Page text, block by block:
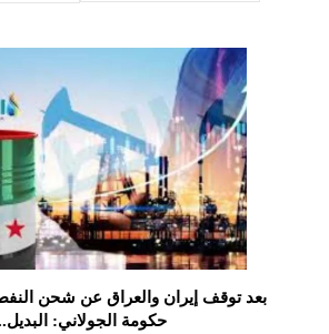
بعد توقف إيران والعراق عن شحن
حكومة الجولاني: